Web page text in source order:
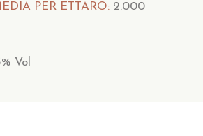
PER ETTARO: 2.000
Vol